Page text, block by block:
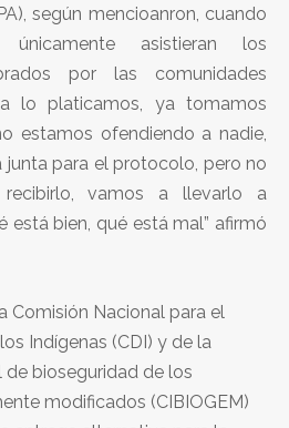
según mencioanron, cuando
asistieran los
por las comunidades
lo platicamos, ya tomamos
estamos ofendiendo a nadie,
junta para el protocolo, pero no
vamos a llevarlo a
está bien, qué está mal” afirmó
Comisión Nacional para el
Indígenas (CDI) y de la
bioseguridad de los
modificados (CIBIOGEM)